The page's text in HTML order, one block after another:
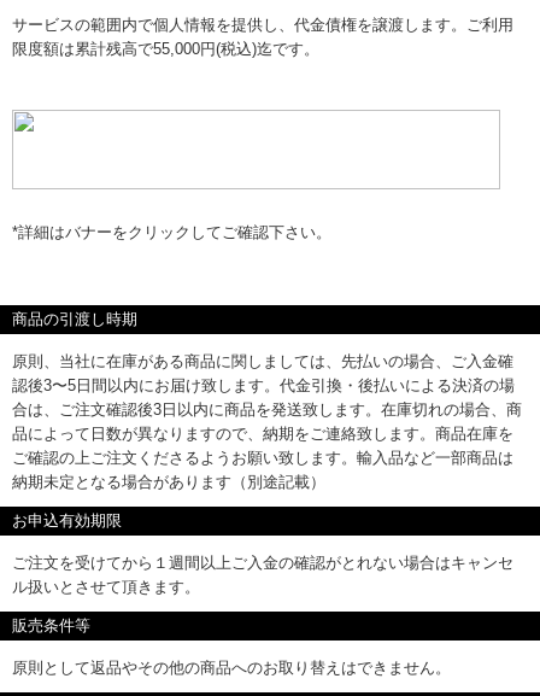
サービスの範囲内で個人情報を提供し、代金債権を譲渡します。ご利用
限度額は累計残高で55,000円(税込)迄です。
*詳細はバナーをクリックしてご確認下さい。
商品の引渡し時期
原則、当社に在庫がある商品に関しましては、先払いの場合、ご入金確
認後3〜5日間以内にお届け致します。代金引換・後払いによる決済の場
合は、ご注文確認後3日以内に商品を発送致します。在庫切れの場合、商
品によって日数が異なりますので、納期をご連絡致します。商品在庫を
ご確認の上ご注文くださるようお願い致します。輸入品など一部商品は
納期未定となる場合があります（別途記載）
お申込有効期限
ご注文を受けてから１週間以上ご入金の確認がとれない場合はキャンセ
ル扱いとさせて頂きます。
販売条件等
原則として返品やその他の商品へのお取り替えはできません。